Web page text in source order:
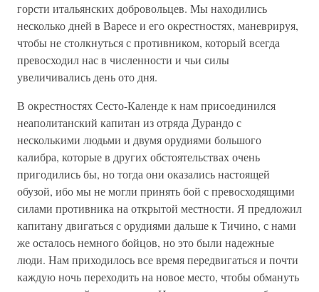
горсти итальянских добровольцев. Мы находились
несколько дней в Варесе и его окрестностях, маневрируя,
чтобы не столкнуться с противником, который всегда
превосходил нас в численности и чьи силы
увеличивались день ото дня.
В окрестностях Сесто-Календе к нам присоединился
неаполитанский капитан из отряда Дурандо с
несколькими людьми и двумя орудиями большого
калибра, которые в других обстоятельствах очень
пригодились бы, но тогда они оказались настоящей
обузой, ибо мы не могли принять бой с превосходящими
силами противника на открытой местности. Я предложил
капитану двигаться с орудиями дальше к Тичино, с нами
же осталось немного бойцов, но это были надежные
люди. Нам приходилось все время передвигаться и почти
каждую ночь переходить на новое место, чтобы обмануть